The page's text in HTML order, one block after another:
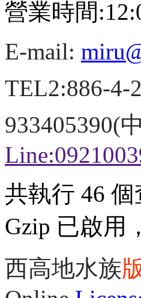
營業時間
E-mail:
TEL2:886-4-
933405390(
共執行 46
Gzip 已啟用
西高地水族